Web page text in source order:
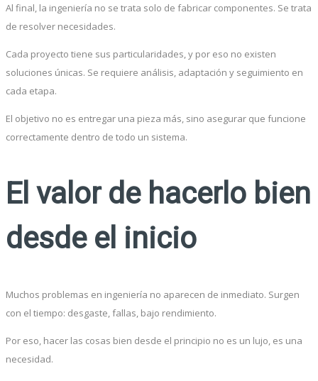
Al final, la ingeniería no se trata solo de fabricar componentes. Se trata
de resolver necesidades.
Cada proyecto tiene sus particularidades, y por eso no existen
soluciones únicas. Se requiere análisis, adaptación y seguimiento en
cada etapa.
El objetivo no es entregar una pieza más, sino asegurar que funcione
correctamente dentro de todo un sistema.
El valor de hacerlo bien
desde el inicio
Muchos problemas en ingeniería no aparecen de inmediato. Surgen
con el tiempo: desgaste, fallas, bajo rendimiento.
Por eso, hacer las cosas bien desde el principio no es un lujo, es una
necesidad.